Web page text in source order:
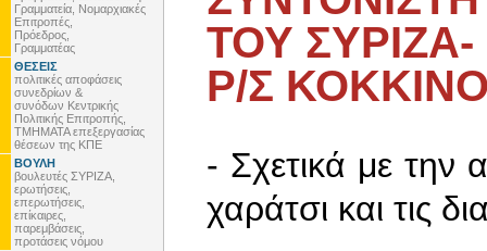
Γραμματεία, Νομαρχιακές
Επιτροπές,
Πρόεδρος,
Γραμματέας
ΘΕΣΕΙΣ
πολιτικές αποφάσεις
συνεδρίων &
συνόδων Κεντρικής
Πολιτικής Επιτροπής,
ΤΜΗΜΑΤΑ επεξεργασίας
θέσεων της ΚΠΕ
ΒΟΥΛΗ
βουλευτές ΣΥΡΙΖΑ,
ερωτήσεις,
επερωτήσεις,
επίκαιρες,
παρεμβάσεις,
προτάσεις νόμου
ΤΟΥ
Ρ/Σ ΚΟΚΚΙΝΟ
- Σχετικά με την
χαράτσι και τις